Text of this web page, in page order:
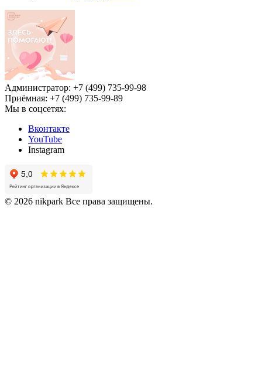
Администратор: +7 (499) 735-99-98
Приёмная: +7 (499) 735-99-89
Мы в соцсетях:
Вконтакте
YouTube
Instagram
© 2026 nikpark Все права защищены.